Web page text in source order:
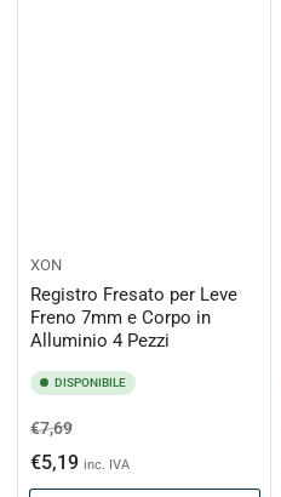
XON
Registro Fresato per Leve
Freno 7mm e Corpo in
Alluminio 4 Pezzi
DISPONIBILE
Prezzo
di
listino
€7,69Prezzo
scontato
€5,19 inc. IVA